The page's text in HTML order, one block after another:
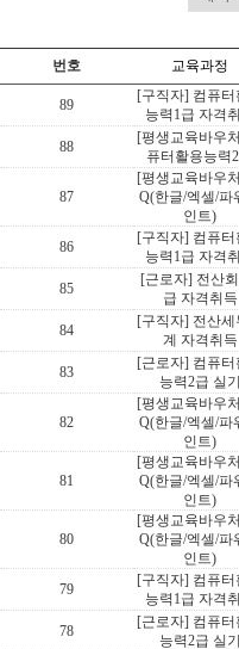
번호 교육과정
89
[구직자] 컴퓨터
능력1급 자격
88
[평생교육바우
퓨터활용능력
87
[평생교육바우
Q(한글/엑셀/파
인트)
86
[구직자] 컴퓨터
능력1급 자격
85
[근로자] 전산
급 자격취득
84
[구직자] 전산세
계 자격취득
83
[근로자] 컴퓨터
능력2급 실기
82
[평생교육바우
Q(한글/엑셀/파
인트)
81
[평생교육바우
Q(한글/엑셀/파
인트)
80
[평생교육바우
Q(한글/엑셀/파
인트)
79
[구직자] 컴퓨터
능력1급 자격
78
[근로자] 컴퓨터
능력2급 실기